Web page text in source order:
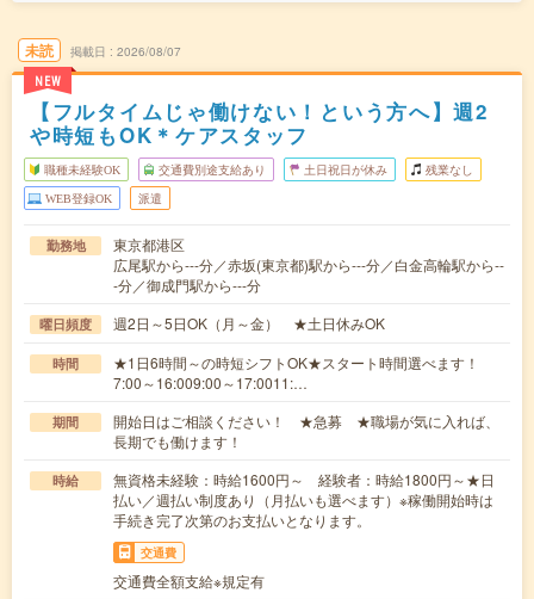
未読
NEW
掲載日 2026/08/07
【フルタイムじゃ働けない！という方へ】週2
や時短もOK＊ケアスタッフ
職種未経験OK 交通費別途支給あり 土日祝日が休み 残業なし
WEB登録OK 派遣
勤務地
東京都港区
広尾駅から---分／赤坂(東京都)駅から---分／白金高輪駅から--
-分／御成門駅から---分
曜日頻度 週2日～5日OK（月～金） ★土日休みOK
時間
★1日6時間～の時短シフトOK★スタート時間選べます！
7:00～16:009:00～17:0011:…
期間
開始日はご相談ください！ ★急募 ★職場が気に入れば、
長期でも働けます！
時給
無資格未経験：時給1600円～ 経験者：時給1800円～★日
払い／週払い制度あり（月払いも選べます）※稼働開始時は
手続き完了次第のお支払いとなります。
交通費
交通費全額支給※規定有